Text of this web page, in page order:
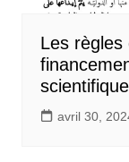
Les règles
avril 30,